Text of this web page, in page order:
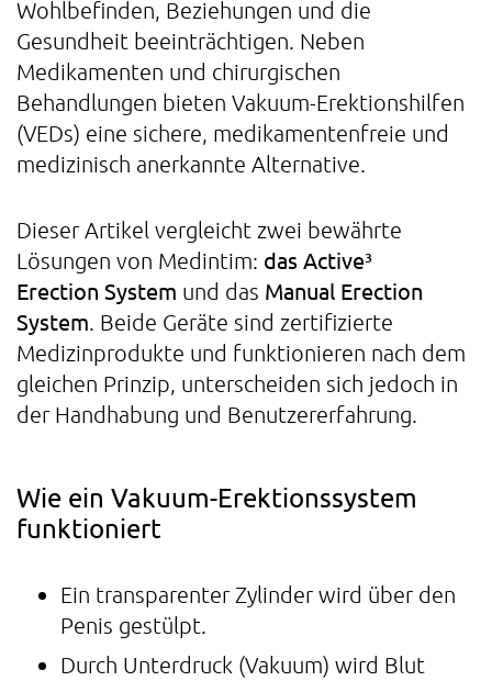
Wohlbefinden, Beziehungen und die
Gesundheit beeinträchtigen. Neben
Medikamenten und chirurgischen
Behandlungen bieten Vakuum-Erektionshilfen
(VEDs) eine sichere, medikamentenfreie und
medizinisch anerkannte Alternative.
Dieser Artikel vergleicht zwei bewährte
Lösungen von Medintim: das Active³
Erection System und das Manual Erection
System. Beide Geräte sind zertifizierte
Medizinprodukte und funktionieren nach dem
gleichen Prinzip, unterscheiden sich jedoch in
der Handhabung und Benutzererfahrung.
Wie ein Vakuum-Erektionssystem
funktioniert
Ein transparenter Zylinder wird über den
Penis gestülpt.
Durch Unterdruck (Vakuum) wird Blut